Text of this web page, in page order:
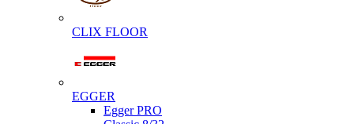
CLIX FLOOR
EGGER
Egger PRO